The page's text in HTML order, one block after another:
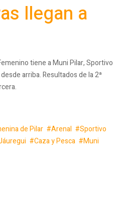
llegan a
tiene a Muni Pilar, Sportivo
arriba. Resultados de la 2ª
de Pilar Arenal
Sportivo
Caza y Pesca
Muni